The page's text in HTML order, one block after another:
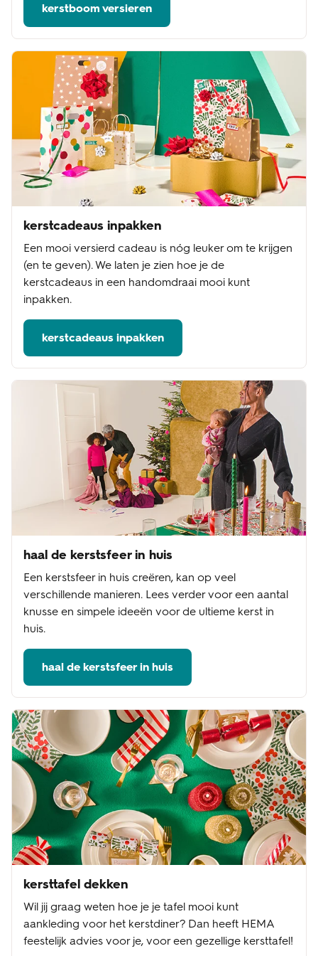
kerstboom versieren
kerstcadeaus inpakken
Een mooi versierd cadeau is nóg leuker om te krijgen
(en te geven). We laten je zien hoe je de
kerstcadeaus in een handomdraai mooi kunt
inpakken.
kerstcadeaus inpakken
haal de kerstsfeer in huis
Een kerstsfeer in huis creëren, kan op veel
verschillende manieren. Lees verder voor een aantal
knusse en simpele ideeën voor de ultieme kerst in
huis.
haal de kerstsfeer in huis
kersttafel dekken
Wil jij graag weten hoe je je tafel mooi kunt
aankleding voor het kerstdiner? Dan heeft HEMA
feestelijk advies voor je, voor een gezellige kersttafel!